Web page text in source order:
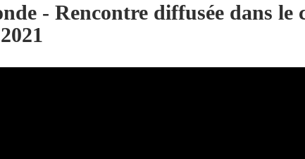
- Rencontre diffusée dans le